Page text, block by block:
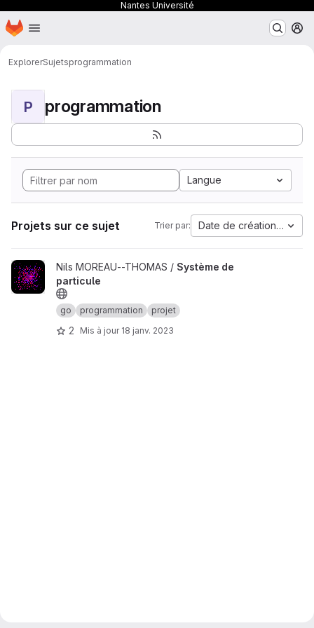
Nantes Université
Passer au contenu principal
Page d'accueil
ExplorerSujetsprogrammation
P programmation
Langue
Projets sur ce sujet Trier par: Date de création la plus
Afficher le projet Système de particule
Nils MOREAU--THOMAS / Système de
particule
go programmation projet
2 Mis à jour 18 janv. 2023